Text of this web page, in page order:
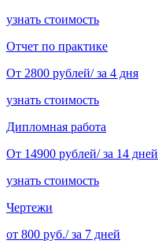
узнать стоимость
Отчет по практике
От 2800 рублей/ за 4 дня
узнать стоимость
Дипломная работа
От 14900 рублей/ за 14 дней
узнать стоимость
Чертежи
от 800 руб./ за 7 дней